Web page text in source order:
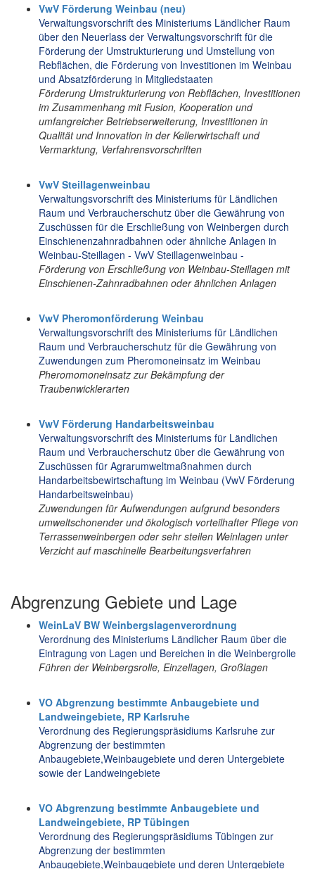
VwV Förderung Weinbau (neu)
Verwaltungsvorschrift des Ministeriums Ländlicher Raum
über den Neuerlass der Verwaltungsvorschrift für die
Förderung der Umstrukturierung und Umstellung von
Rebflächen, die Förderung von Investitionen im Weinbau
und Absatzförderung in Mitgliedstaaten
Förderung Umstrukturierung von Rebflächen, Investitionen
im Zusammenhang mit Fusion, Kooperation und
umfangreicher Betriebserweiterung, Investitionen in
Qualität und Innovation in der Kellerwirtschaft und
Vermarktung, Verfahrensvorschriften
VwV Steillagenweinbau
Verwaltungsvorschrift des Ministeriums für Ländlichen
Raum und Verbraucherschutz über die Gewährung von
Zuschüssen für die Erschließung von Weinbergen durch
Einschienenzahnradbahnen oder ähnliche Anlagen in
Weinbau-Steillagen - VwV Steillagenweinbau -
Förderung von Erschließung von Weinbau-Steillagen mit
Einschienen-Zahnradbahnen oder ähnlichen Anlagen
VwV Pheromonförderung Weinbau
Verwaltungsvorschrift des Ministeriums für Ländlichen
Raum und Verbraucherschutz für die Gewährung von
Zuwendungen zum Pheromoneinsatz im Weinbau
Pheromomoneinsatz zur Bekämpfung der
Traubenwicklerarten
VwV Förderung Handarbeitsweinbau
Verwaltungsvorschrift des Ministeriums für Ländlichen
Raum und Verbraucherschutz über die Gewährung von
Zuschüssen für Agrarumweltmaßnahmen durch
Handarbeitsbewirtschaftung im Weinbau (VwV Förderung
Handarbeitsweinbau)
Zuwendungen für Aufwendungen aufgrund besonders
umweltschonender und ökologisch vorteilhafter Pflege von
Terrassenweinbergen oder sehr steilen Weinlagen unter
Verzicht auf maschinelle Bearbeitungsverfahren
Abgrenzung Gebiete und Lage
WeinLaV BW Weinbergslagenverordnung
Verordnung des Ministeriums Ländlicher Raum über die
Eintragung von Lagen und Bereichen in die Weinbergrolle
Führen der Weinbergsrolle, Einzellagen, Großlagen
VO Abgrenzung bestimmte Anbaugebiete und
Landweingebiete, RP Karlsruhe
Verordnung des Regierungspräsidiums Karlsruhe zur
Abgrenzung der bestimmten
Anbaugebiete,Weinbaugebiete und deren Untergebiete
sowie der Landweingebiete
VO Abgrenzung bestimmte Anbaugebiete und
Landweingebiete, RP Tübingen
Verordnung des Regierungspräsidiums Tübingen zur
Abgrenzung der bestimmten
Anbaugebiete,Weinbaugebiete und deren Untergebiete